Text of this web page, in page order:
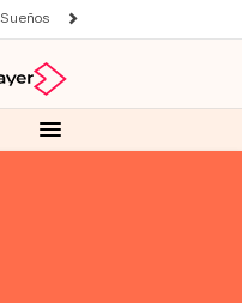
Sueños de libertad